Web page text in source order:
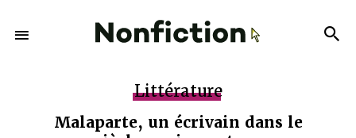
Littérature
Malaparte, un écrivain dans le